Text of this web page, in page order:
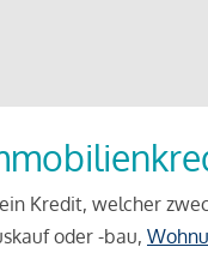
Kredit, welcher
oder -bau,